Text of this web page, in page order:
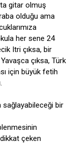
gitar olmuş
olduğu ama
her sene 24
Itri çıksa, bir
çıksa, Türk
için büyük fetih
sağlayabileceği bir
çeken